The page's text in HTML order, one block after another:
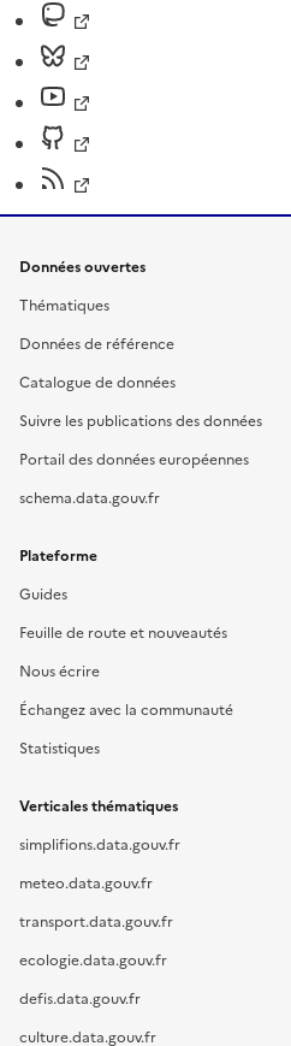
Données ouvertes
Thématiques
Données de référence
Catalogue de données
Suivre les publications des données
Portail des données européennes
schema.data.gouv.fr
Plateforme
Guides
Feuille de route et nouveautés
Nous écrire
Échangez avec la communauté
Statistiques
Verticales thématiques
simplifions.data.gouv.fr
meteo.data.gouv.fr
transport.data.gouv.fr
ecologie.data.gouv.fr
defis.data.gouv.fr
culture.data.gouv.fr